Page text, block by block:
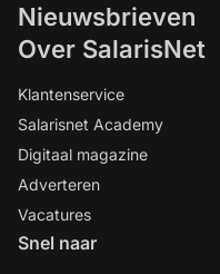
Nieuwsbrieven
Over SalarisNet
Klantenservice
Salarisnet Academy
Digitaal magazine
Adverteren
Vacatures
Snel naar